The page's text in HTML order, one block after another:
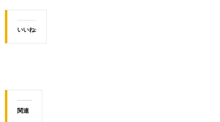
いいね:
関連